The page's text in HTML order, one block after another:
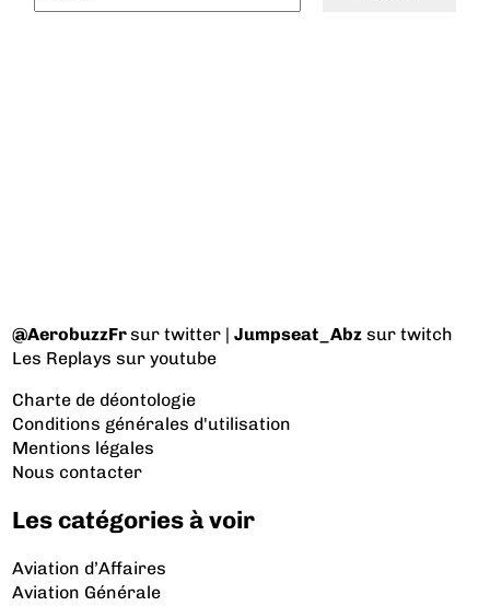
@AerobuzzFrsur twitter |Jumpseat_Abz sur twitch
Les Replays sur youtube
Charte de déontologie
Conditions générales d'utilisation
Mentions légales
Nous contacter
Les catégories à voir
Aviation d’Affaires
Aviation Générale